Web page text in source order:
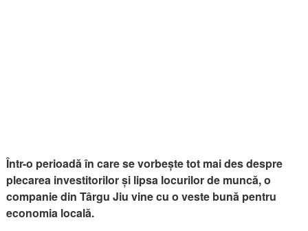
Într-o perioadă în care se vorbește tot mai des despre
plecarea investitorilor și lipsa locurilor de muncă, o
companie din Târgu Jiu vine cu o veste bună pentru
economia locală.